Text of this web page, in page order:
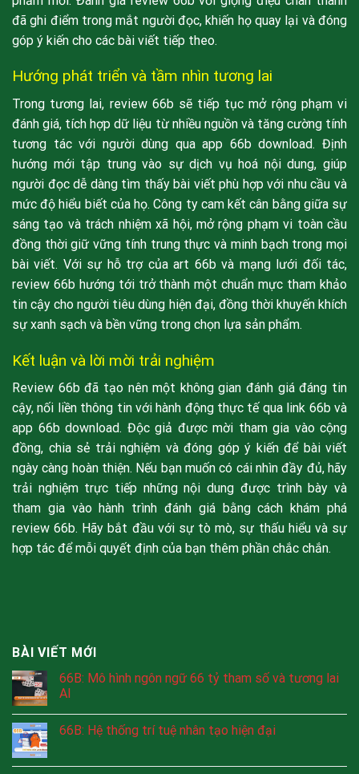
đã ghi điểm trong mắt người đọc, khiến họ quay lại và đóng
góp ý kiến cho các bài viết tiếp theo.
Hướng phát triển và tầm nhìn tương lai
Trong tương lai, review 66b sẽ tiếp tục mở rộng phạm vi
đánh giá, tích hợp dữ liệu từ nhiều nguồn và tăng cường tính
tương tác với người dùng qua app 66b download. Định
hướng mới tập trung vào sự dịch vụ hoá nội dung, giúp
người đọc dễ dàng tìm thấy bài viết phù hợp với nhu cầu và
mức độ hiểu biết của họ. Công ty cam kết cân bằng giữa sự
sáng tạo và trách nhiệm xã hội, mở rộng phạm vi toàn cầu
đồng thời giữ vững tính trung thực và minh bạch trong mọi
bài viết. Với sự hỗ trợ của art 66b và mạng lưới đối tác,
review 66b hướng tới trở thành một chuẩn mực tham khảo
tin cậy cho người tiêu dùng hiện đại, đồng thời khuyến khích
sự xanh sạch và bền vững trong chọn lựa sản phẩm.
Kết luận và lời mời trải nghiệm
Review 66b đã tạo nên một không gian đánh giá đáng tin
cậy, nối liền thông tin với hành động thực tế qua link 66b và
app 66b download. Độc giả được mời tham gia vào cộng
đồng, chia sẻ trải nghiệm và đóng góp ý kiến để bài viết
ngày càng hoàn thiện. Nếu bạn muốn có cái nhìn đầy đủ, hãy
trải nghiệm trực tiếp những nội dung được trình bày và
tham gia vào hành trình đánh giá bằng cách khám phá
review 66b. Hãy bắt đầu với sự tò mò, sự thấu hiểu và sự
hợp tác để mỗi quyết định của bạn thêm phần chắc chắn.
BÀI VIẾT MỚI
66B: Mô hình ngôn ngữ 66 tỷ tham số và tương lai
AI
66B: Hệ thống trí tuệ nhân tạo hiện đại